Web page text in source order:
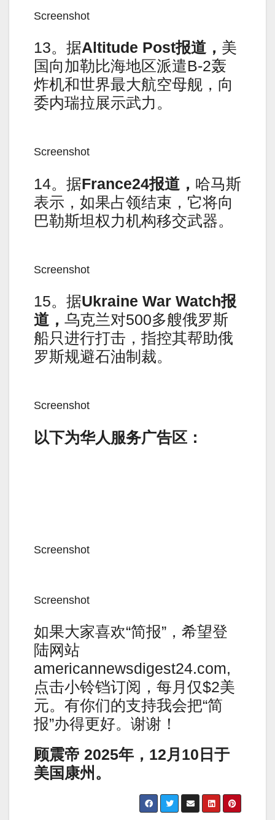
Screenshot
13。据Altitude Post报道， 美
国向加勒比海地区派遣B-2轰
炸机和世界最大航空母舰，向
委内瑞拉展示武力。
Screenshot
14。据France24报道， 哈马斯
表示，如果占领结束，它将向
巴勒斯坦权力机构移交武器。
Screenshot
15。据Ukraine War Watch报
道， 乌克兰对500多艘俄罗斯
船只进行打击，指控其帮助俄
罗斯规避石油制裁。
Screenshot
以下为华人服务广告区：
Screenshot
Screenshot
如果大家喜欢“简报”，希望登
陆网站
americannewsdigest24.com,
点击小铃铛订阅，每月仅$2美
元。有你们的支持我会把“简
报”办得更好。谢谢！
顾震帝 2025年， 12月 10 日于
美国康州。